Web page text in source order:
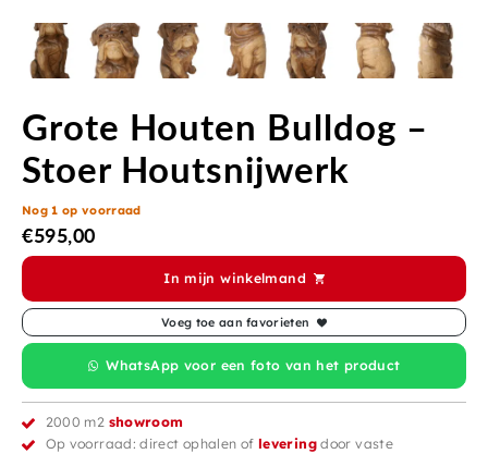
Grote Houten Bulldog –
Stoer Houtsnijwerk
Nog 1 op voorraad
€595,00
In mijn winkelmand
Voeg toe aan favorieten
WhatsApp voor een foto van het product
2000 m2 showroom
Op voorraad: direct ophalen ofleveringdoor vaste